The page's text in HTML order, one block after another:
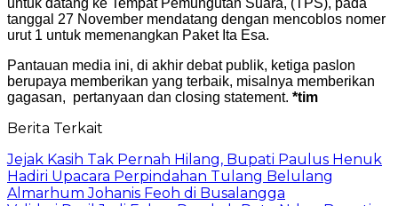
tanggal 27 November mendatang dengan mencoblos nomer
urut 1 untuk memenangkan Paket Ita Esa.
Pantauan media ini, di akhir debat publik, ketiga paslon
berupaya memberikan yang terbaik, misalnya memberikan
gagasan, pertanyaan dan closing statement. *tim
Berita Terkait
Jejak Kasih Tak Pernah Hilang, Bupati Paulus Henuk
Hadiri Upacara Perpindahan Tulang Belulang
Almarhum Johanis Feoh di Busalangga